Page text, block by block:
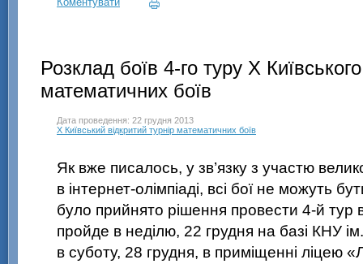
Розклад боїв 4-го туру Х Київського
математичних боїв
Дата проведення: 22 грудня 2013
X Київський відкритий турнір математичних боїв
Як вже писалось, у зв’язку з участю
в інтернет-олімпіаді, всі бої не можуть
було прийнято рішення провести 4-й тур
пройде в неділю, 22 грудня на базі КНУ
в суботу, 28 грудня, в приміщенні ліцею